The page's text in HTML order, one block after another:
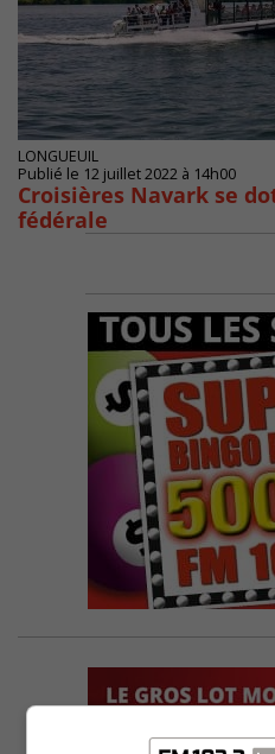
LONGUEUIL
Publié le 12 juillet 2022 à 14h00
Croisières Navark se
fédérale